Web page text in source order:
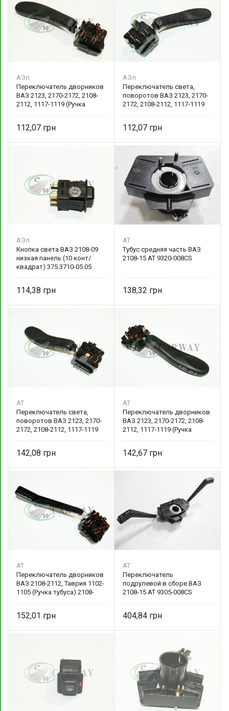
АЭл
Переключатель дворников
ВАЗ 2123, 2170-2172, 2108-
2112, 1117-1119 (Ручка
112,07
АЭл
Переключатель света,
поворотов ВАЗ 2123, 2170-
2172, 2108-2112, 1117-1119
112,07
АЭл
Кнопка света ВАЗ 2108-09
низкая панель (10 конт/
квадрат) 375.3710-05.05
114,38
AT
Тубус средняя часть ВАЗ
2108-15 AT 9320-008CS
138,32
AT
Переключатель света,
поворотов ВАЗ 2123, 2170-
2172, 2108-2112, 1117-1119
142,08
AT
Переключатель дворников
ВАЗ 2123, 2170-2172, 2108-
2112, 1117-1119 (Ручка
142,67
AT
Переключатель дворников
ВАЗ 2108-2112, Таврия 1102-
1105 (Ручка тубуса) 2108-
152,01
AT
Переключатель
подрулевой в сборе ВАЗ
2108-15 AT 9305-008CS
404,84